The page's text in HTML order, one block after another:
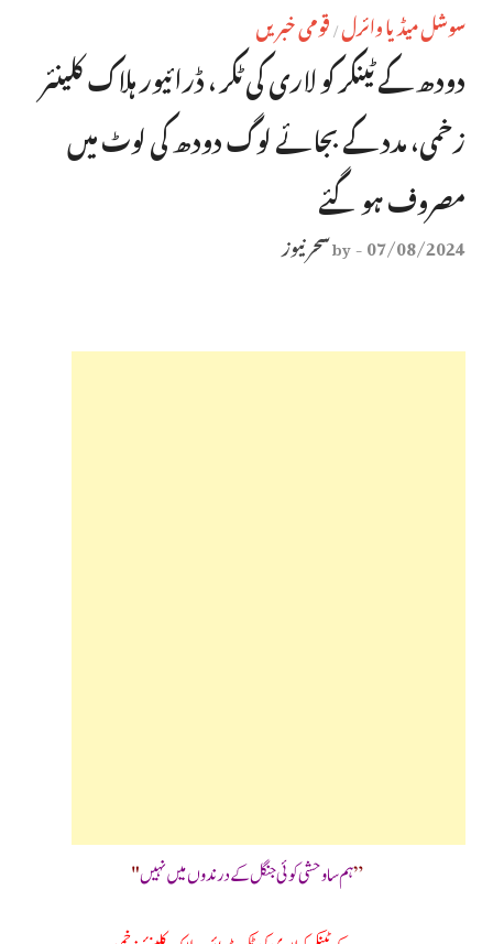
سوشل میڈیا وائرل / قومی خبریں
دودھ کے ٹینکر کو لاری کی ٹکر ، ڈرائیور ہلاک کلینئر
زخمی، مدد کے بجائے لوگ دودھ کی لوٹ میں
مصروف ہوگئے
07/08/2024
-
byسحر نیوز
”ہم سا وحشی کوئی جنگل کے درندوں میں نہیں"